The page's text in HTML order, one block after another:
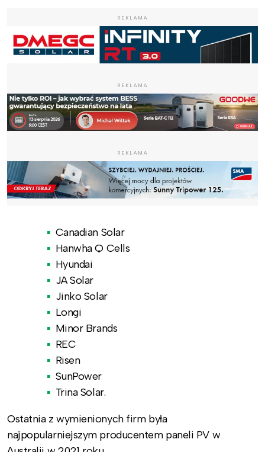
REKLAMA
REKLAMA
REKLAMA
Canadian Solar
Hanwha Q Cells
Hyundai
JA Solar
Jinko Solar
Longi
Minor Brands
REC
Risen
SunPower
Trina Solar.
Ostatnia z wymienionych firm była
najpopularniejszym producentem paneli PV w